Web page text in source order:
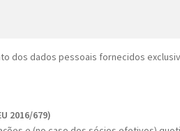
dos dados pessoais fornecidos
2016/679)